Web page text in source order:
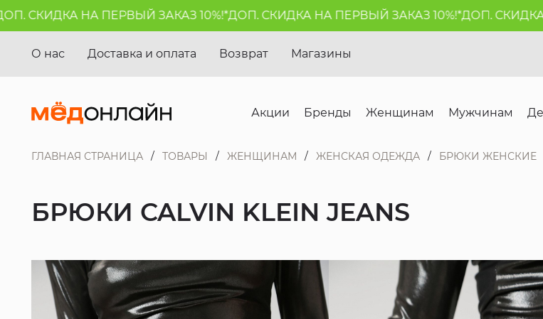
СКИДКА НА ПЕРВЫЙ ЗАКАЗ 10%!*ДОП. СКИДКА НА ПЕРВЫЙ ЗАКАЗ 10%!*ДОП. СКИДКА НА
О нас Доставка и оплата Возврат Магазины
Акции Бренды Женщинам Мужчинам
ГЛАВНАЯ СТРАНИЦА ТОВАРЫ ЖЕНЩИНАМ ЖЕНСКАЯ ОДЕЖДА БРЮКИ ЖЕНСКИЕ
БРЮКИ CALVIN KLEIN JEANS